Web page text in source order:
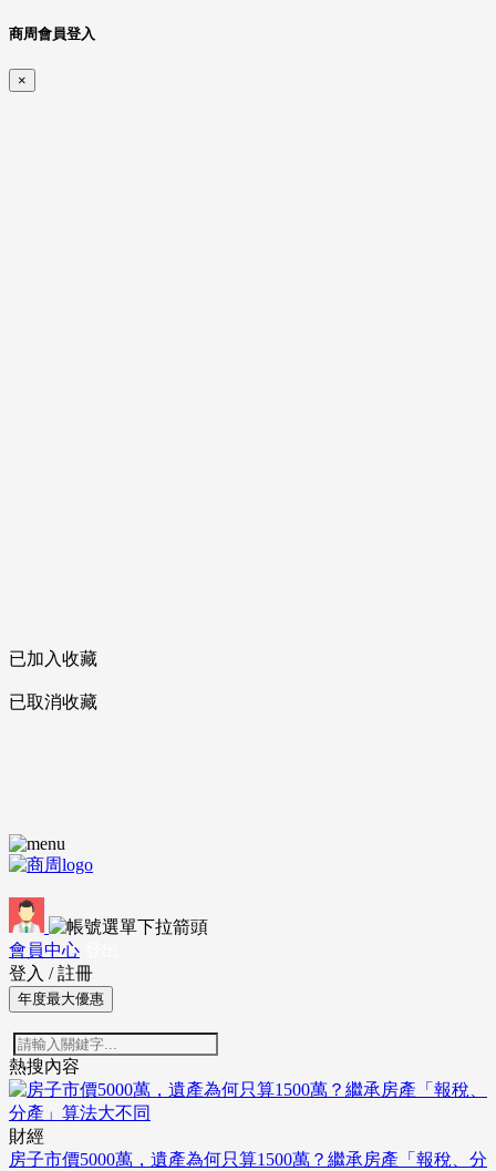
商周會員登入
×
已加入收藏
已取消收藏
會員中心
登入 / 註冊
年度最大優惠
熱搜內容
財經
房子市價5000萬，遺產為何只算1500萬？繼承房產「報稅、分